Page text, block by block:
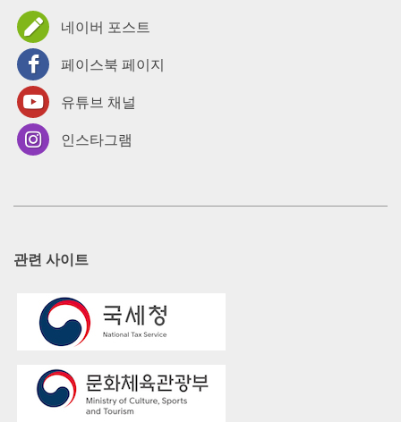
네이버 포스트
페이스북 페이지
유튜브 채널
인스타그램
관련 사이트